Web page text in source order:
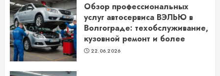
Обзор профессиональных
услуг автосервиса ВЭЛЬЮ в
Волгограде: техобслуживание,
кузовной ремонт и более
22.06.2026